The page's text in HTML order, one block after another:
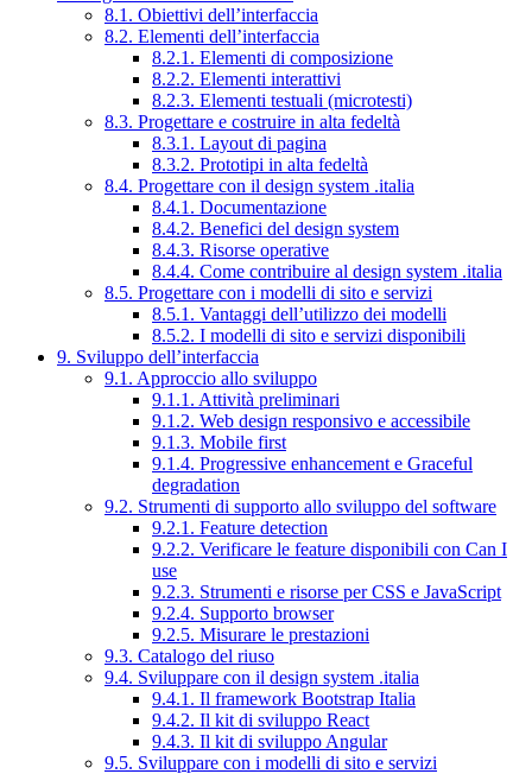
8.1. Obiettivi dell’interfaccia
8.2. Elementi dell’interfaccia
8.2.1. Elementi di composizione
8.2.2. Elementi interattivi
8.2.3. Elementi testuali (microtesti)
8.3. Progettare e costruire in alta fedeltà
8.3.1. Layout di pagina
8.3.2. Prototipi in alta fedeltà
8.4. Progettare con il design system .italia
8.4.1. Documentazione
8.4.2. Benefici del design system
8.4.3. Risorse operative
8.4.4. Come contribuire al design system .italia
8.5. Progettare con i modelli di sito e servizi
8.5.1. Vantaggi dell’utilizzo dei modelli
8.5.2. I modelli di sito e servizi disponibili
9. Sviluppo dell’interfaccia
9.1. Approccio allo sviluppo
9.1.1. Attività preliminari
9.1.2. Web design responsivo e accessibile
9.1.3. Mobile first
9.1.4. Progressive enhancement e Graceful
degradation
9.2. Strumenti di supporto allo sviluppo del software
9.2.1. Feature detection
9.2.2. Verificare le feature disponibili con Can I
use
9.2.3. Strumenti e risorse per CSS e JavaScript
9.2.4. Supporto browser
9.2.5. Misurare le prestazioni
9.3. Catalogo del riuso
9.4. Sviluppare con il design system .italia
9.4.1. Il framework Bootstrap Italia
9.4.2. Il kit di sviluppo React
9.4.3. Il kit di sviluppo Angular
9.5. Sviluppare con i modelli di sito e servizi